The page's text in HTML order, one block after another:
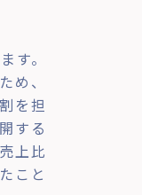
す。
め、
を担
する
上比
こと